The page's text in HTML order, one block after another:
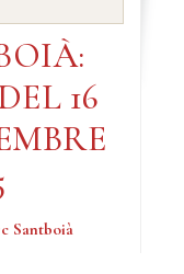
16
Santboià